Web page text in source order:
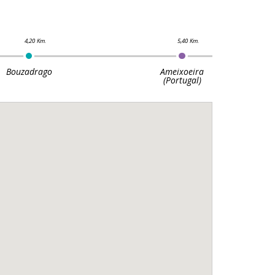
Bouzadrago Ameixoeira
(Portugal)